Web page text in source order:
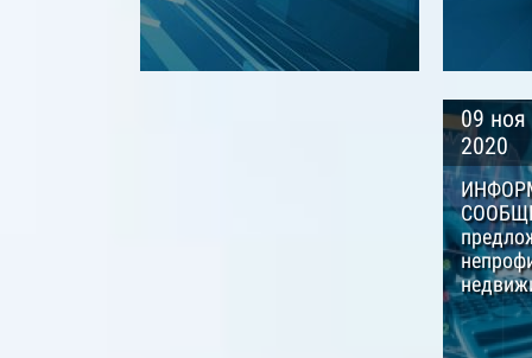
09 ноя
2020